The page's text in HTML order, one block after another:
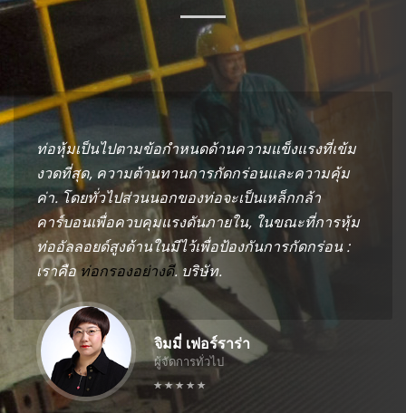
ท่อหุ้มเป็นไปตามข้อกำหนดด้านความแข็งแรงที่เข้ม
งวดที่สุด, ความต้านทานการกัดกร่อนและความคุ้ม
ค่า. โดยทั่วไปส่วนนอกของท่อจะเป็นเหล็กกล้า
คาร์บอนเพื่อควบคุมแรงดันภายใน, ในขณะที่การหุ้ม
ท่ออัลลอยด์สูงด้านในมีไว้เพื่อป้องกันการกัดกร่อน :
เราคือท่อกรองอย่างดี. บริษัท.
จิมมี่ เฟอร์ราร่า
ผู้จัดการทั่วไป